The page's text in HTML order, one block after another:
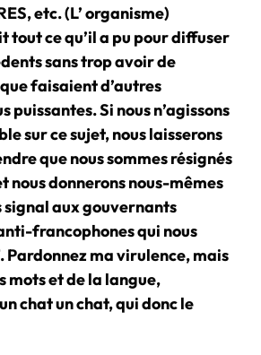
etc. (L’ organisme)
tout ce qu’il a pu pour diffuser
sans trop avoir de
faisaient d’autres
puissantes. Si nous n’agissons
sur ce sujet, nous laisserons
que nous sommes résignés
nous donnerons nous-mêmes
signal aux gouvernants
francophones qui nous
Pardonnez ma virulence, mais
mots et de la langue,
chat un chat, qui donc le